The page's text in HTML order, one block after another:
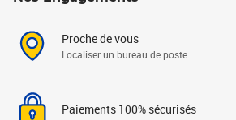
Proche de vous
Localiser un bureau de poste
Paiements 100% sécurisés